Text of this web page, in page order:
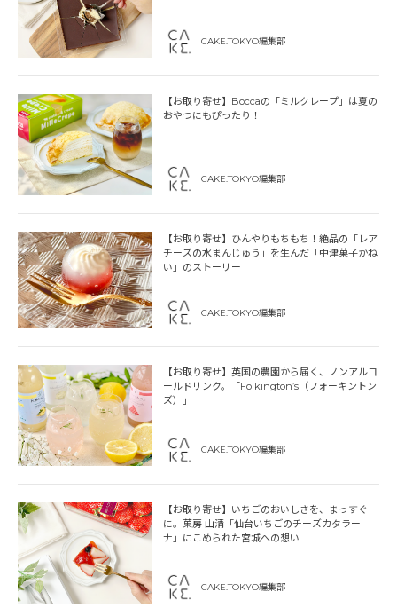
CAKE.TOKYO編集部
【お取り寄せ】Boccaの「ミルクレープ」は夏の
おやつにもぴったり！
CAKE.TOKYO編集部
【お取り寄せ】ひんやりもちもち！絶品の「レア
チーズの水まんじゅう」を生んだ「中津菓子かね
い」のストーリー
CAKE.TOKYO編集部
【お取り寄せ】英国の農園から届く、ノンアルコ
ールドリンク。「Folkington’s（フォーキントン
ズ）」
CAKE.TOKYO編集部
【お取り寄せ】いちごのおいしさを、まっすぐ
に。菓房 山清「仙台いちごのチーズカタラー
ナ」にこめられた宮城への想い
CAKE.TOKYO編集部